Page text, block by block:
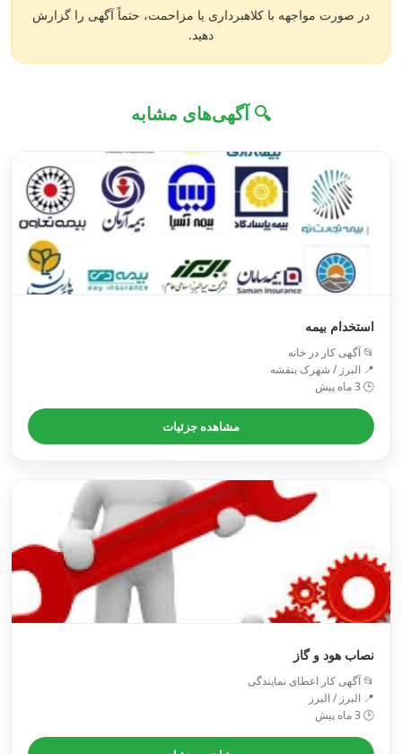
در صورت مواجهه با کلاهبرداری یا مزاحمت، حتماً آگهی را گزارش
دهید.
🔍 آگهی‌های مشابه
استخدام بیمه
📂 آگهی کار در خانه
📍 البرز / شهرک بنفشه
🕒 3 ماه پیش
مشاهده جزئیات
نصاب هود و گاز
📂 آگهی کار اعطای نمایندگی
📍 البرز / البرز
🕒 3 ماه پیش